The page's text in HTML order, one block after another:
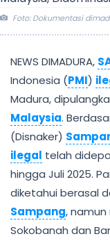
Foto: Dokumentasi
NEWS DIMADURA,
Indonesia (PMI)
Madura,
Malaysia.
(Disnaker)
ilegal telah
hingga Juli 2025.
diketahui berasal
Sampang,
Sokobanah dan